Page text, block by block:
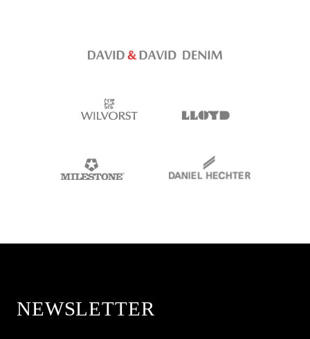
NEWSLETTER